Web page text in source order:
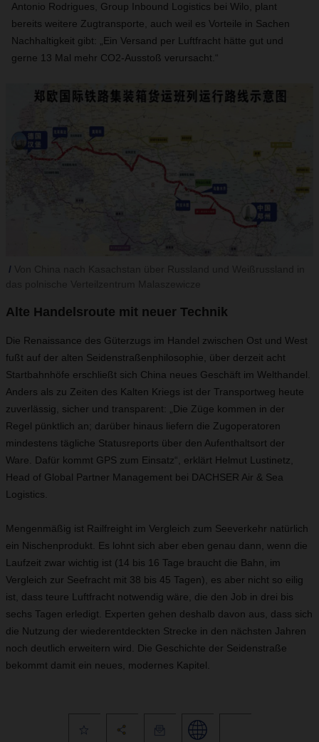
Antonio Rodrigues, Group Inbound Logistics bei Wilo, plant
bereits weitere Zugtransporte, auch weil es Vorteile in Sachen
Nachhaltigkeit gibt: „Ein Versand per Luftfracht hätte gut und
gerne 13 Mal mehr CO2-Ausstoß verursacht.“
Alte Handelsroute mit neuer Technik
Die Renaissance des Güterzugs im Handel zwischen Ost und West
fußt auf der alten Seidenstraßenphilosophie, über derzeit acht
Startbahnhöfe erschließt sich China neues Geschäft im Welthandel.
Anders als zu Zeiten des Kalten Kriegs ist der Transportweg heute
zuverlässig, sicher und transparent: „Die Züge kommen in der
Regel pünktlich an; darüber hinaus liefern die Zugoperatoren
mindestens tägliche Statusreports über den Aufenthaltsort der
Ware. Dafür kommt GPS zum Einsatz“, erklärt Helmut Lustinetz,
Head of Global Partner Management bei DACHSER Air & Sea
Logistics.
Mengenmäßig ist Railfreight im Vergleich zum Seeverkehr natürlich
ein Nischenprodukt. Es lohnt sich aber eben genau dann, wenn die
Laufzeit zwar wichtig ist (14 bis 16 Tage braucht die Bahn, im
Vergleich zur Seefracht mit 38 bis 45 Tagen), es aber nicht so eilig
ist, dass teure Luftfracht notwendig wäre, die den Job in drei bis
sechs Tagen erledigt. Experten gehen deshalb davon aus, dass sich
die Nutzung der wiederentdeckten Strecke in den nächsten Jahren
noch deutlich erweitern wird. Die Geschichte der Seidenstraße
bekommt damit ein neues, modernes Kapitel.